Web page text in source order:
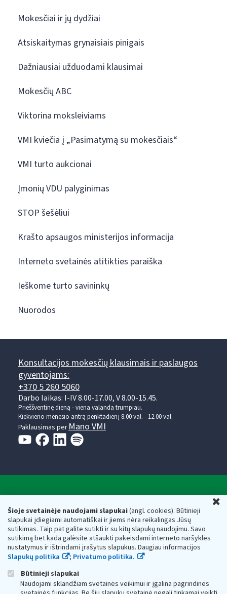
Šioje svetainėje naudojami slapukai(angl. cookies). Būtinieji
slapukai įdiegiami automatiškai ir jiems nėra reikalingas Jūsų
sutikimas. Taip pat galite sutikti ir su kitų slapukų naudojimu. Savo
sutikimą bet kada galėsite atšaukti pakeisdami interneto naršyklės
nustatymus ir ištrindami įrašytus slapukus. Daugiau informacijos
Slapukų politika
; Privatumo politika.
Būtinieji slapukai
Naudojami sklandžiam svetainės veikimui ir įgalina pagrindines
Mokesčiai ir jų dydžiai
Atsiskaitymas grynaisiais pinigais
Dažniausiai užduodami klausimai
Mokesčių ABC
Viktorina moksleiviams
VMI kviečia į „Pasimatymą su mokesčiais“
VMI turto aukcionai
Įmonių VDU palyginimas
STOP šešėliui
Krašto apsaugos ministerijos informacija
Interneto svetainės atitikties paraiška
Ieškome turto savininkų
Nuorodos
Konsultacijos mokesčių klausimais ir paslaugos
gyventojams:
+370 5 260 5060
Darbo laikas: I-IV 8.00-17.00, V 8.00-15.45.
Prieššventinę dieną - viena valanda trumpiau.
Kiekvieno mėnesio antrą penktadienį 8.00 val. - 12.00 val.
Paklausimas per Mano VMI
Respublikos finansų ministerijos
Biudžetinė įstaiga. Juridinio asmens kodas — 188659752,
adresas: Vasario 16-osios g. 14, 01107 Vilnius, Lietuva, el.paštas:
vmi@vmi.lt, E. pristatymo dėžutės adresas 188659752
Duomenys apie Valstybinę mokesčių inspekciją prie Lietuvos
Respublikos finansų ministerijos kaupiami ir saugomi Juridinių